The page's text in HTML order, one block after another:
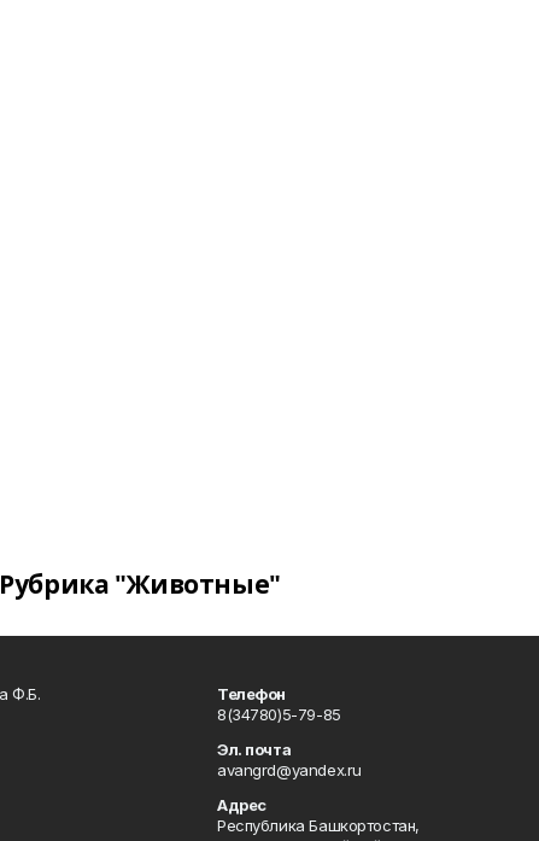
Рубрика "Животные"
Ф.Б.
Телефон
8(34780)5-79-85
Эл. почта
avangrd@yandex.ru
Адрес
Республика Башкортостан,